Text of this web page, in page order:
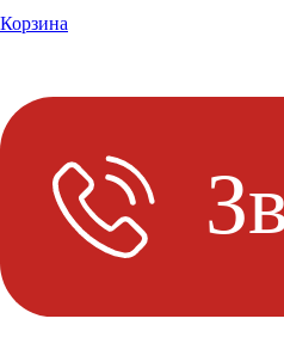
Корзина